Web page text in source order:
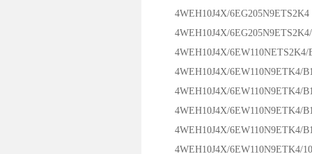
4WEH10J4X/6EG205N9ETS2K4
4WEH10J4X/6EG205N9ETS2K4/
4WEH10J4X/6EW110NETS2K4/
4WEH10J4X/6EW110N9ETK4/
4WEH10J4X/6EW110N9ETK4/
4WEH10J4X/6EW110N9ETK4/
4WEH10J4X/6EW110N9ETK4/
4WEH10J4X/6EW110N9ETK4/